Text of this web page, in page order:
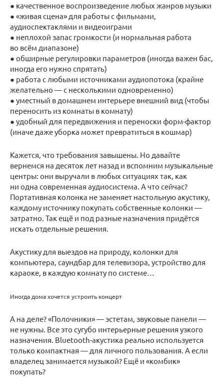
● качественное воспроизведение любых жанров музыки
● «живая сцена» для работы с фильмами,
аудиоспектаклями и видеоиграми
● неплохой запас громкости (и нормальная работа
во всём диапазоне)
● обширные регулировки параметров (иногда важен бас,
иногда его нужно спрятать)
● работа с любыми источниками аудиопотока (крайне
желательно — с несколькими одновременно)
● уместный в домашнем интерьере внешний вид (чтобы
переносить из комнаты в комнату)
● удобный для передвижения и переноски форм-фактор
(иначе даже уборка может превратиться в кошмар)
Кажется, что требования завышены. Но давайте
вернемся на десяток лет назад и вспомним музыкальные
центры: они выручали в любых ситуациях так, как
ни одна современная аудиосистема. А что сейчас?
Портативная колонка не заменяет настольную акустику,
каждому источнику покупать собственные колонки —
затратно. Так ещё и под разные назначения придётся
искать отдельные решения.
Акустику для выездов на природу, колонки для
компьютера, саундбар для телевизора, устройство для
караоке, в каждую комнату по системе…
Иногда дома хочется устроить концерт
А на деле? «Полочники» — эстетам, звуковые панели —
не нужны. Все это сугубо интерьерные решения узкого
назначения. Bluetooth-акустика реально используется
только компактная — для личного пользования. А если
владелец занимается музыкой? Ещё и «комбик»
покупать?